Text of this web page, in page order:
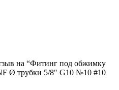
на “Фитинг под обжимку
Ø трубки 5/8″ G10 №10 #10